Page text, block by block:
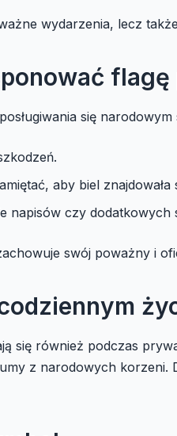
wydarzenia, lecz
flagę
się
aby biel
napisów czy dodatkowych
swój poważny i
się również podczas
z narodowych korzeni.